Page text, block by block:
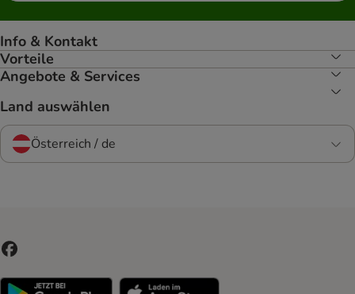
Info & Kontakt
Vorteile
Angebote & Services
Land auswählen
Österreich / de